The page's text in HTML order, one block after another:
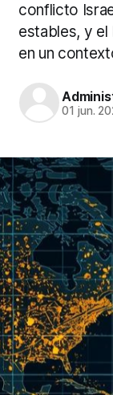
conflicto
estables, y el
en un
01 jun.